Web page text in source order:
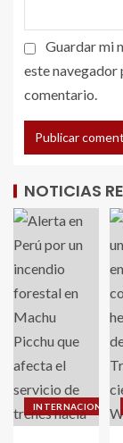
Guardar mi
este navegador
comentario.
NOTICIAS
INTERNACIONALES